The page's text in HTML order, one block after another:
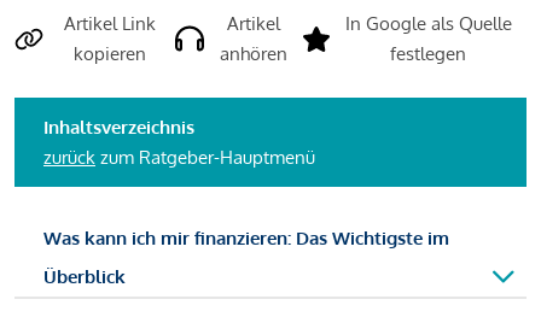
Artikel Link
kopieren
Artikel
anhören
In Google als Quelle
festlegen
Inhaltsverzeichnis
zurück zum Ratgeber-Hauptmenü
Was kann ich mir finanzieren: Das Wichtigste im
Überblick